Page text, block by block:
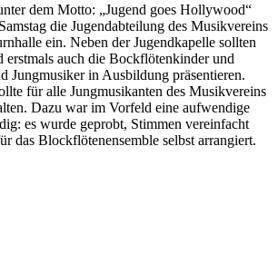
dem Motto: „Jugend goes Hollywood“
die Jugendabteilung des Musikvereins
ein. Neben der Jugendkapelle sollten
erstmals auch die Bockflötenkinder und
Jungmusiker in Ausbildung präsentieren.
für alle Jungmusikanten des Musikvereins
Dazu war im Vorfeld eine aufwendige
es wurde geprobt, Stimmen vereinfacht
das Blockflötenensemble selbst arrangiert.